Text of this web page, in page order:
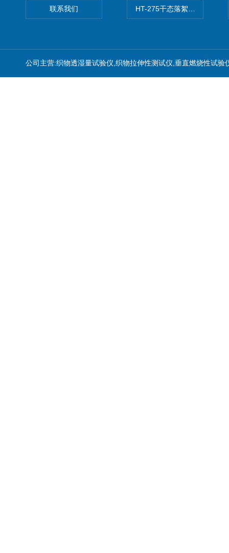
联系我们 HT-275干态落絮测试仪
公司主营:织物透湿量试验仪,织物拉伸性测试仪,垂直燃烧性试验